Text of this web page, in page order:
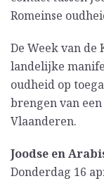
Romeinse
De Week van de
landelijke
oudheid op
brengen van
Vlaanderen.
Joodse en
Donderdag 16